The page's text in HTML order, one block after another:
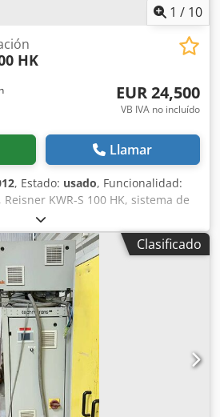
1 / 10
HK
EUR 24,500
VB IVA no incluído
Llamar
, Estado: usado, Funcionalidad:
, Reisner KWR-S 100 HK, sistema de
12-16 °C Dsdpfxjzh E Awo
120 kW Función de
técnicos Enfriadora KWR-K 100
de pistón Caudal volumétrico:
R407c Velocidad de rotación: 1.450
112 kW Consumo de energía: 37
(COP) 3,5 (promedio)
+7 °C Temperatura de
de funcionamiento: 400 V-3
refrigeración del condensador:
entrada del aire: 35 °C
entrada del aire: 45 °C Caudal de
Clasificado